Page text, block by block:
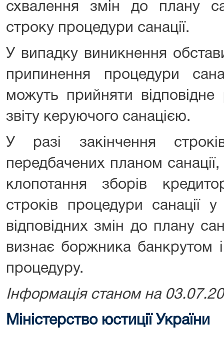
схвалення змін до плану
строку процедури санації.
У випадку виникнення
припинення процедури
можуть прийняти відповідне
звіту керуючого санацією.
У разі закінчення
передбачених планом санації,
клопотання зборів
строків процедури санації
відповідних змін до плану
визнає боржника банкрутом і
процедуру.
Інформація станом на
Міністерство юстиції України